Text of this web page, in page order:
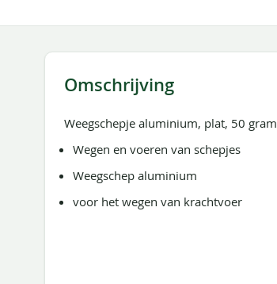
het
gallerij
Omschrijving
Weegschepje aluminium, plat, 50 gram
Wegen en voeren van schepjes
Weegschep aluminium
voor het wegen van krachtvoer